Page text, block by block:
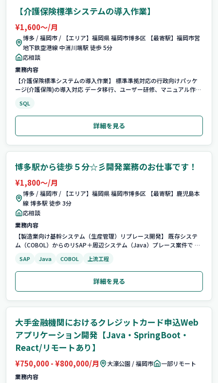
【介護保険標準システムの導入作業】
¥1,600〜/月
博多 / 福岡市 / 【エリア】福岡県 福岡市博多区 【最寄駅】福岡市営
地下鉄空港線 中洲川端駅 徒歩 5分
応相談
業務内容
【介護保険標準システムの導入作業】 標準準拠対応の行政向けパッケ
ージ(介護保険)の導入対応 データ移行、ユーザー研修、マニュアル作
価・改善 など 【担当製品】 【介護保険標準システムの導入作業】
SQL
詳細を見る
博多駅から徒歩５分☆彡開発業務のお仕事です！
¥1,800〜/月
博多 / 福岡市 / 【エリア】福岡県 福岡市博多区 【最寄駅】鹿児島本
線 博多駅 徒歩 3分
応相談
業務内容
【製造業向け基幹システム（生産管理）リプレース開発】 既存システ
ム（COBOL）からのリSAP＋周辺システム（Java）プレース案件で 周
アプリケーション
SAP Java COBOL 上流工程
詳細を見る
大手金融機関におけるクレジットカード申込Web
アプリケーション開発【Java・SpringBoot・
React/リモートあり】
¥750,000 - ¥800,000/月 大濠公園 / 福岡市
一部リモート
業務内容